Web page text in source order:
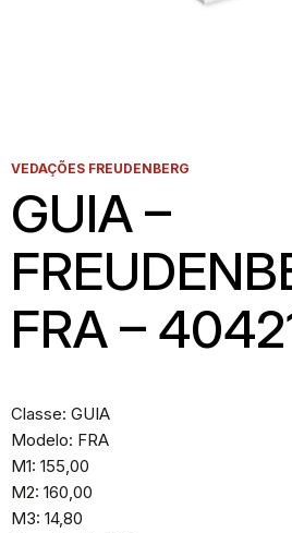
VEDAÇÕES FREUDENBERG
GUIA –
FRA –
Classe: GUIA
Modelo: FRA
M1: 155,00
M2: 160,00
M3: 14,80